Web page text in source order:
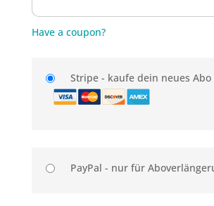
Have a coupon?
Stripe - kaufe dein neues
PayPal - nur für